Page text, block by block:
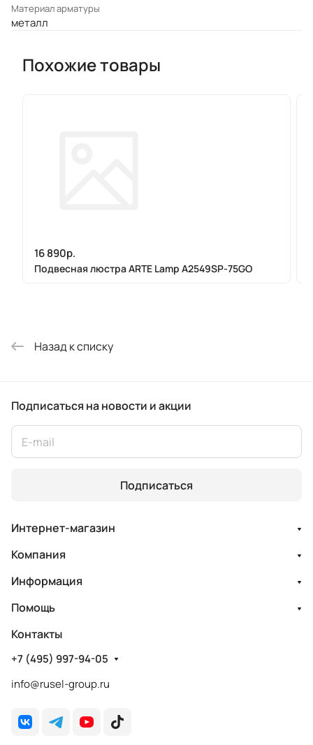
Материал арматуры
металл
Похожие товары
16 890р.
Подвесная люстра ARTE Lamp A2549SP-75GO
Назад к списку
Подписаться на новости и акции
Подписаться
Интернет-магазин
Компания
Информация
Помощь
Контакты
+7 (495) 997-94-05
info@rusel-group.ru